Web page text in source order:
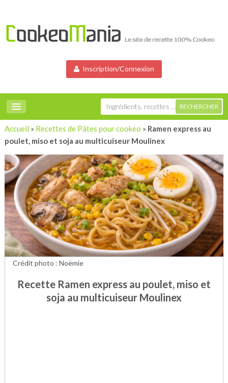
Inscription/Connexion
Accueil » Recettes de Pâtes pour cookeo » Ramen express au
poulet, miso et soja au multicuiseur Moulinex
Recette Ramen express au poulet, miso et
soja au multicuiseur Moulinex
Crédit photo : Noëmie